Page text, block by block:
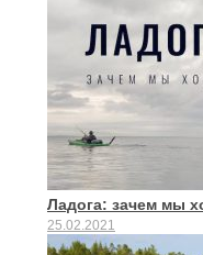
Ладога: зачем мы
25.02.2021